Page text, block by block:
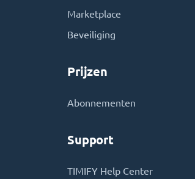
Marketplace
Beveiliging
Prijzen
Abonnementen
Support
TIMIFY Help Center